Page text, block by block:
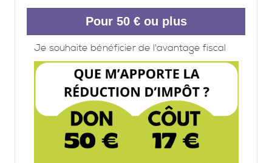
Pour 50 € ou plus
Je souhaite bénéficier de l'avantage fiscal